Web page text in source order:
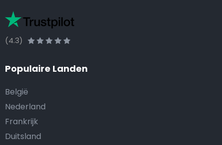
(4.3)
Populaire Landen
België
Nederland
Frankrijk
Duitsland